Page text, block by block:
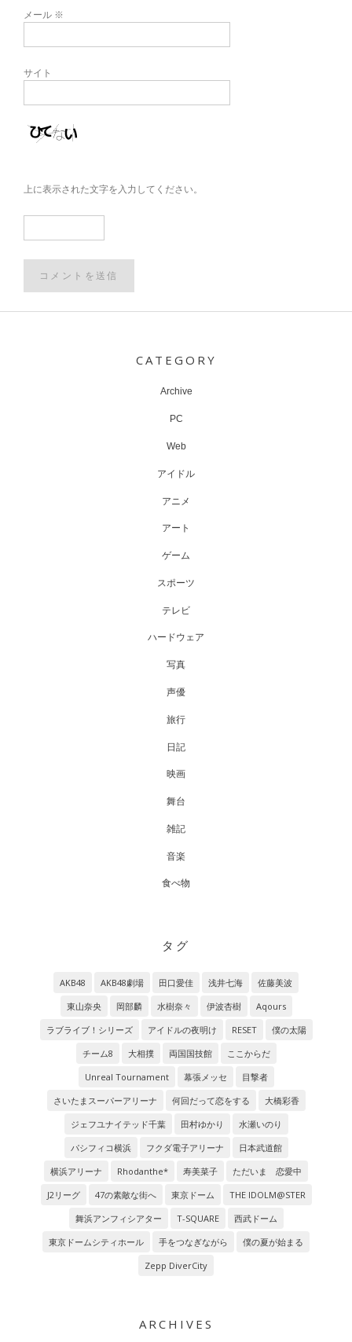
メール ※
サイト
上に表示された文字を入力してください。
CATEGORY
Archive
PC
Web
アイドル
アニメ
アート
ゲーム
スポーツ
テレビ
ハードウェア
写真
声優
旅行
日記
映画
舞台
雑記
音楽
食べ物
タグ
AKB48 AKB48劇場 田口愛佳 浅井七海
佐藤美波
東山奈央
岡部麟 水樹奈々 伊波杏樹
Aqours
ラブライブ！シリーズ
アイドルの夜明け RESET
僕の太陽
チーム8
大相撲 両国国技館
ここからだ
Unreal Tournament
幕張メッセ
目撃者
さいたまスーパーアリーナ
何回だって恋をする
大橋彩香
ジェフユナイテッド千葉
田村ゆかり
水瀬いのり
パシフィコ横浜
フクダ電子アリーナ
日本武道館
横浜アリーナ
Rhodanthe* 寿美菜子
ただいま 恋愛中
J2リーグ
47の素敵な街へ 東京ドーム
THE IDOLM@STER
舞浜アンフィシアター
T-SQUARE
西武ドーム
東京ドームシティホール
手をつなぎながら
僕の夏が始まる
Zepp DiverCity
ARCHIVES